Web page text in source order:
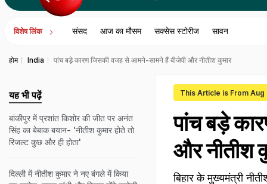
विशेष लिंक संसद आज का मौसम सक्सेस स्टोरीज सावन
होम India पांच बड़े कारण जिसकी वजह से आमने-सामने हैं बीजेपी और नीतीश कुमार
This Article is From
पांच बड़े
और नीतीश
बिहार के मुख्यमंत्री
यह भी पढ़ें
बांकीपुर में प्रशांत किशोर की जीत पर अनंत
सिंह का बेबाक बयान- 'नीतीश कुमार होते तो
रिजल्ट कुछ और ही होता'
दिल्ली में नीतीश कुमार ने नए बंगले में किया